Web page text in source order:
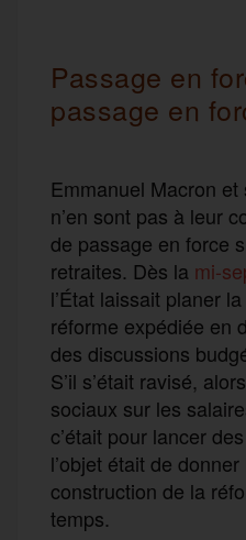
Passage en
passage en
Emmanuel Macron
n’en sont pas à leur
de passage en force
retraites. Dès la mi-
l’État laissait planer
réforme expédiée en
des discussions
S’il s’était ravisé,
sociaux sur les
c’était pour lancer
l’objet était de donner
construction de la
temps.